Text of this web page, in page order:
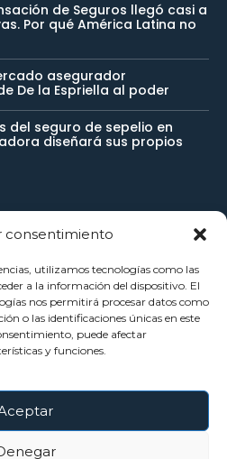
consentimiento
utilizamos tecnologías como las
a la información del dispositivo. El
nos permitirá procesar datos como
o las identificaciones únicas en este
puede afectar
y funciones.
de Seguros llegó casi a
Por qué América Latina no
asegurador
De la Espriella al poder
del seguro de sepelio en
diseñará sus propios
directamente en su buzón de
.